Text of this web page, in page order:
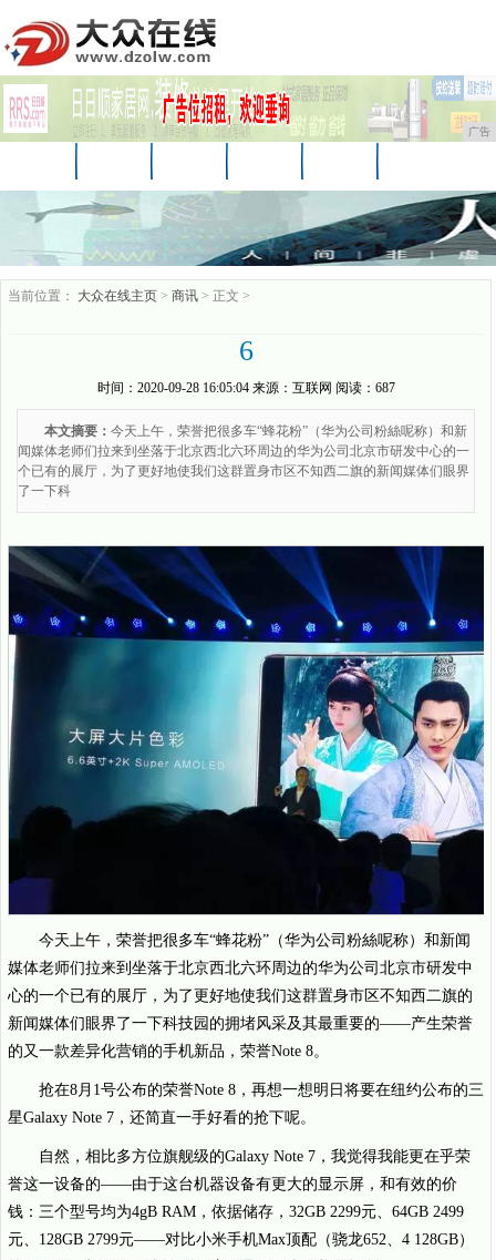
广告
企业 游戏
当前位置： 大众在线主页 > 商讯 > 正文 >
6
时间： 2020-09-28 16:05:04来源： 互联网 阅读：687
本文摘要： 今天上午，荣誉把很多车“蜂花粉”（华为公司粉絲呢称）和新
闻媒体老师们拉来到坐落于北京西北六环周边的华为公司北京市研发中心的一
个已有的展厅，为了更好地使我们这群置身市区不知西二旗的新闻媒体们眼界
了一下科
今天上午，荣誉把很多车“蜂花粉”（华为公司粉絲呢称）和新闻
媒体老师们拉来到坐落于北京西北六环周边的华为公司北京市研发中
心的一个已有的展厅，为了更好地使我们这群置身市区不知西二旗的
新闻媒体们眼界了一下科技园的拥堵风采及其最重要的——产生荣誉
的又一款差异化营销的手机新品，荣誉Note 8。
抢在8月1号公布的荣誉Note 8，再想一想明日将要在纽约公布的三
星Galaxy Note 7，还简直一手好看的抢下呢。
自然，相比多方位旗舰级的Galaxy Note 7，我觉得我能更在乎荣
誉这一设备的——由于这台机器设备有更大的显示屏，和有效的价
钱：三个型号均为4gB RAM，依据储存，32GB 2299元、64GB 2499
元、128GB 2799元——对比小米手机Max顶配（骁龙652、4 128GB）